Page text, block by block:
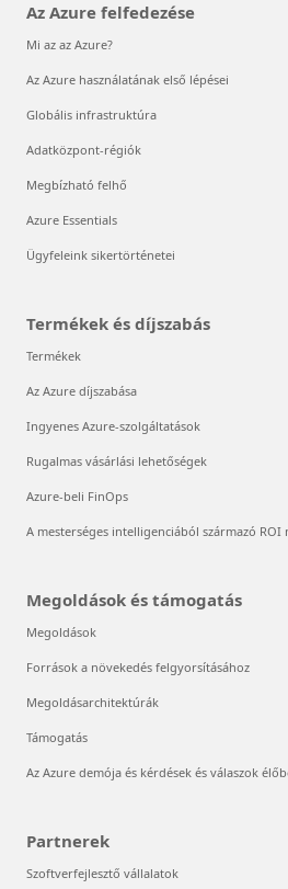
Az Azure felfedezése
Mi az az Azure?
Az Azure használatának első lépései
Globális infrastruktúra
Adatközpont-régiók
Megbízható felhő
Azure Essentials
Ügyfeleink sikertörténetei
Termékek és díjszabás
Termékek
Az Azure díjszabása
Ingyenes Azure-szolgáltatások
Rugalmas vásárlási lehetőségek
Azure-beli FinOps
A mesterséges intelligenciából származó ROI
Megoldások és támogatás
Megoldások
Források a növekedés felgyorsításához
Megoldásarchitektúrák
Támogatás
Az Azure demója és kérdések és válaszok
Partnerek
Szoftverfejlesztő vállalatok